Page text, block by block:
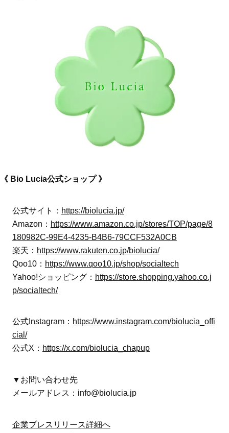
《 Bio Lucia公式ショップ 》
公式サイト： https://biolucia.jp/
Amazon： https://www.amazon.co.jp/stores/TOP/page/8
180982C-99E4-4235-B4B6-79CCF532A0CB
楽天： https://www.rakuten.co.jp/biolucia/
Qoo10： https://www.qoo10.jp/shop/socialtech
Yahoo!ショッピング： https://store.shopping.yahoo.co.j
p/socialtech/
公式Instagram： https://www.instagram.com/biolucia_offi
cial/
公式X： https://x.com/biolucia_chapup
▼お問い合わせ先
メールアドレス：info@biolucia.jp
企業プレスリリース詳細へ